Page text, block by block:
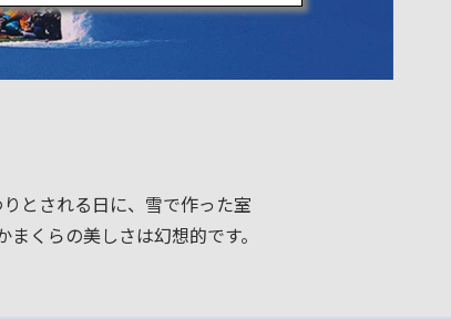
とされる日に、雪で作った室
くらの美しさは幻想的です。